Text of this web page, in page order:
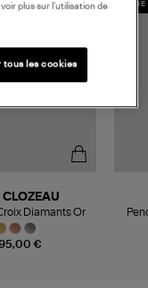
€
Diamants Or
plus sur l’utilisation de
tous les cookies